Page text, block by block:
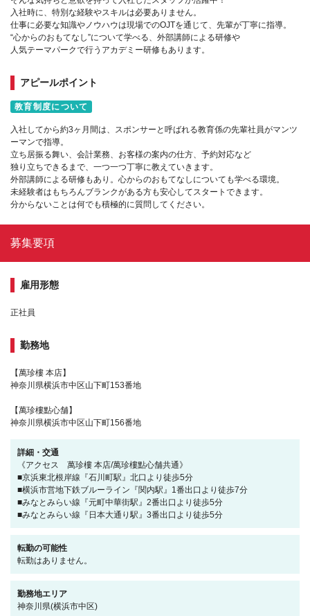
入社時に、特別な経験やスキルは必要ありません。
仕事に必要な知識やノウハウは現場でのOJTを通じて、先輩が丁寧に指導。
“心からのおもてなし”について学べる、外部講師による研修や
人気テーマパークで行うアカデミー研修もあります。
アピールポイント
教育制度について
入社してから約3ヶ月間は、スポンサーと呼ばれる教育係の先輩社員がマンツ
ーマンで指導。
立ち居振る舞い、会計業務、お客様の案内の仕方、予約対応など
独り立ちできるまで、一つ一つ丁寧に教えていきます。
外部講師による研修もあり。心からのおもてなしについても学べる環境。
未経験者はもちろんブランクがある方も安心してスタートできます。
分からないことは何でも積極的に質問してください。
募集要項
雇用形態
正社員
勤務地
【萬珍樓 本店】
神奈川県横浜市中区山下町153番地
【萬珍樓點心舗】
神奈川県横浜市中区山下町156番地
詳細・交通
《アクセス 萬珍樓 本店/萬珍樓點心舗共通》
■京浜東北根岸線『石川町駅』北口より徒歩5分
■横浜市営地下鉄ブルーライン『関内駅』1番出口より徒歩7分
■みなとみらい線『元町中華街駅』2番出口より徒歩5分
■みなとみらい線『日本大通り駅』3番出口より徒歩5分
転勤の可能性
転勤はありません。
勤務地エリア
神奈川県(横浜市中区)